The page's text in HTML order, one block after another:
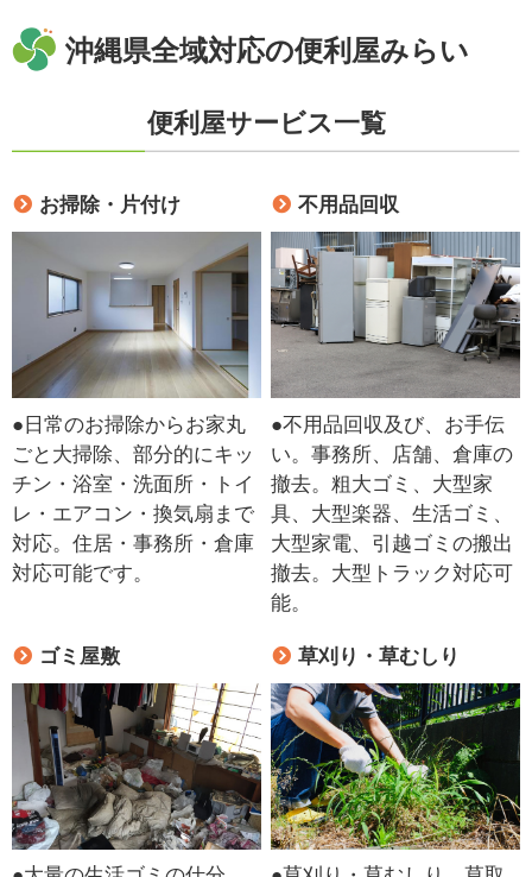
沖縄県全域対応の便利屋みらい
便利屋サービス一覧
お掃除・片付け
●日常のお掃除からお家丸
ごと大掃除、部分的にキッ
チン・浴室・洗面所・トイ
レ・エアコン・換気扇まで
対応。住居・事務所・倉庫
対応可能です。
不用品回収
●不用品回収及び、お手伝
い。事務所、店舗、倉庫の
撤去。粗大ゴミ、大型家
具、大型楽器、生活ゴミ、
大型家電、引越ゴミの搬出
撤去。大型トラック対応可
能。
ゴミ屋敷 草刈り・草むしり